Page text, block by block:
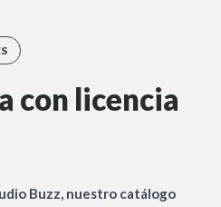
con licencia
Buzz, nuestro catálogo